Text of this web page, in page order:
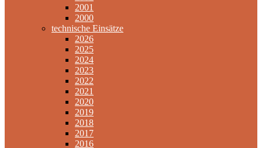
2001
2000
technische Einsätze
2026
2025
2024
2023
2022
2021
2020
2019
2018
2017
2016